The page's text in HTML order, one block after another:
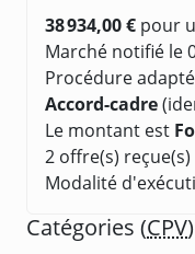
38 934,00 € pour
Marché notifié le
Procédure
Accord-cadre
Le montant est
2 offre(s) reçue(s)
Modalité
Catégories (CPV)